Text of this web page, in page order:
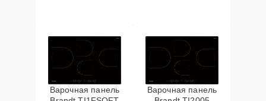
Варочная панель
Варочная панель